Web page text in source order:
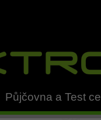
Půjčovna a Test